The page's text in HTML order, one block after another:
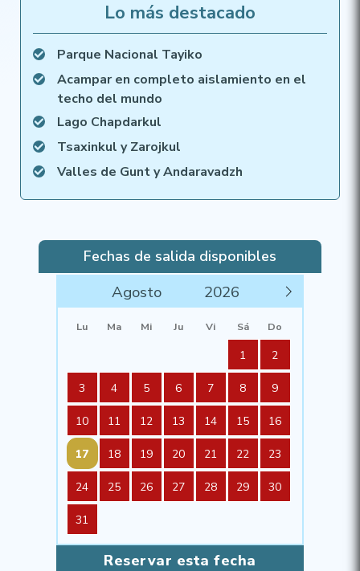
Lo más destacado
Parque Nacional Tayiko
Acampar en completo aislamiento en el
techo del mundo
Lago Chapdarkul
Tsaxinkul y Zarojkul
Valles de Gunt y Andaravadzh
Fechas de salida disponibles​
Lu Ma Mi Ju Vi Sá Do
1 2
3 4 5 6 7 8 9
10 11 12 13 14 15 16
17 18 19 20 21 22 23
24 25 26 27 28 29 30
31
Reservar esta fecha